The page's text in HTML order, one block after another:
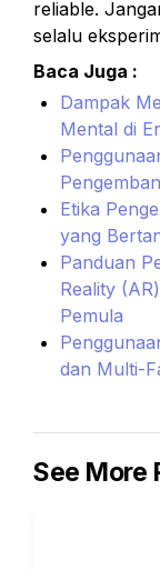
reliable.
selalu
Baca Juga :
Dampak
Mental di
Etika
yang
Panduan
Reality
Pemula
dan Multi-
See More